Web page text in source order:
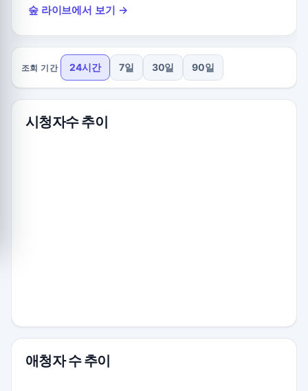
숲 라이브에서 보기 →
조회 기간 24시간 7일 30일 90일
시청자수 추이
애청자 수 추이